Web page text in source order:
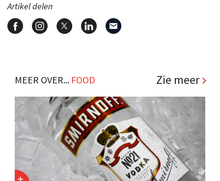
Artikel delen
MEER OVER... FOOD Zie meer